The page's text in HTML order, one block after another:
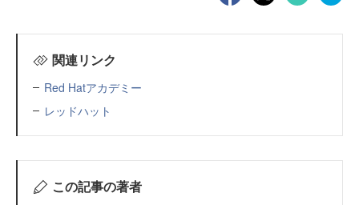
関連リンク
Red Hatアカデミー
レッドハット
この記事の著者